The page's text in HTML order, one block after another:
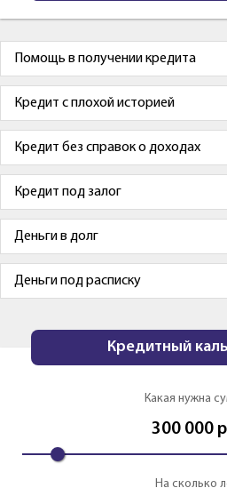
Помощь в получении кредита
Кредит с плохой историей
Кредит без справок о доходах
Кредит под залог
Деньги в долг
Деньги под расписку
Кредитный
Какая нужна
300 000
На сколько